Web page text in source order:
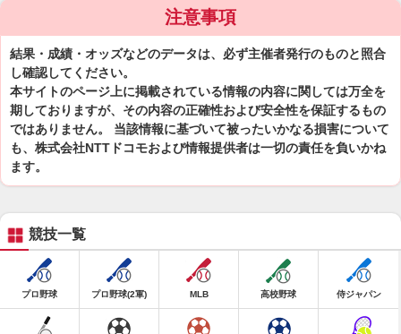
注意事項
結果・成績・オッズなどのデータは、必ず主催者発行のものと照合
し確認してください。
本サイトのページ上に掲載されている情報の内容に関しては万全を
期しておりますが、その内容の正確性および安全性を保証するもの
ではありません。 当該情報に基づいて被ったいかなる損害について
も、株式会社NTTドコモおよび情報提供者は一切の責任を負いかね
ます。
競技一覧
プロ野球 プロ野球(2軍) MLB 高校野球 侍ジャパン